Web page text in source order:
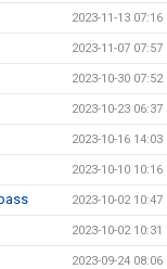
2023-11-13 07:16
2023-11-07 07:57
2023-10-30 07:52
2023-10-23 06:37
2023-10-16 14:03
2023-10-10 10:16
2023-10-02 10:47
2023-10-02 10:31
2023-09-24 08:06